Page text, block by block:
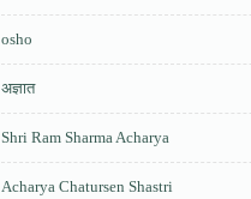
osho
अज्ञात
Shri Ram Sharma Acharya
Acharya Chatursen Shastri